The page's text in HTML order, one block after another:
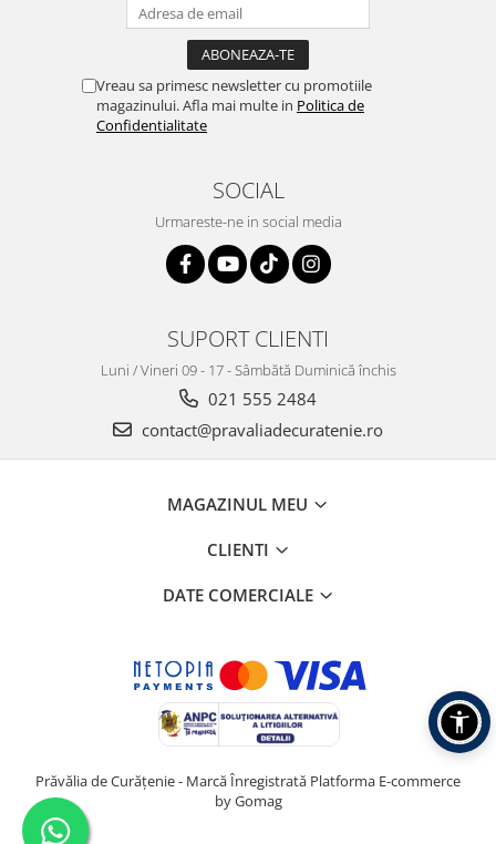
Vreau sa primesc newsletter cu promotiile
magazinului. Afla mai multe in Politica de
Confidentialitate
SOCIAL
Urmareste-ne in social media
SUPORT CLIENTI
Luni / Vineri 09 - 17 - Sâmbătă Duminică închis
021 555 2484
contact@pravaliadecuratenie.ro
MAGAZINUL MEU
CLIENTI
DATE COMERCIALE
Prăvălia de Curățenie - Marcă Înregistrată Platforma E-commerce
by Gomag